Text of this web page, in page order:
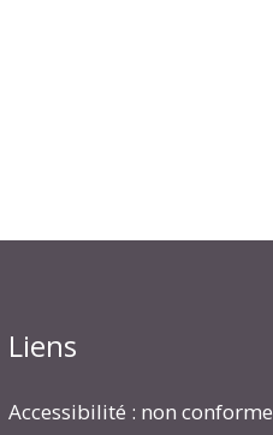
Liens
Accessibilité : non conforme